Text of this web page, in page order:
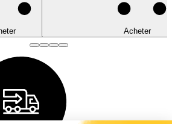
Acheter